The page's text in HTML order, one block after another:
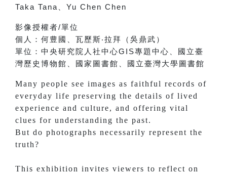
Taka Tana、 Yu Chen Chen
影像授權者/單位
個人： 何豊國、 瓦歷斯‧拉拜（吳鼎武）
單位： 中央研究院人社中心GIS專題中心、
國立臺
灣歷史博物館、
國家圖書館、 國立臺灣大學圖書館
Many people see images as faithful records of
everyday life preserving the details of lived
experience and culture, and offering vital
clues for understanding the past.
But do photographs necessarily represent the
truth?
This exhibition invites viewers to reflect on